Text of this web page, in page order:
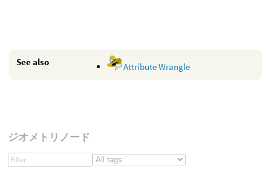
See also Attribute Wrangle
ジオメトリノード